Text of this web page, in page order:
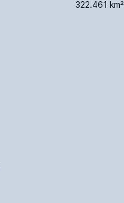
322.461 km²